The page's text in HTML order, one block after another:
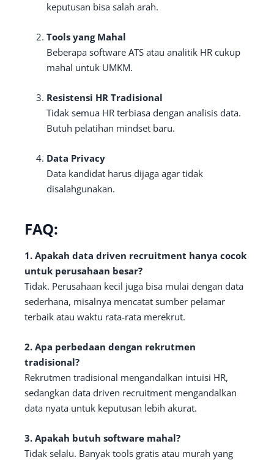
keputusan bisa salah arah.
Tools yang Mahal
Beberapa software ATS atau analitik HR cukup
mahal untuk UMKM.
Resistensi HR Tradisional
Tidak semua HR terbiasa dengan analisis data.
Butuh pelatihan mindset baru.
Data Privacy
Data kandidat harus dijaga agar tidak
disalahgunakan.
FAQ:
1. Apakah data driven recruitment hanya cocok
untuk perusahaan besar?
Tidak. Perusahaan kecil juga bisa mulai dengan data
sederhana, misalnya mencatat sumber pelamar
terbaik atau waktu rata-rata merekrut.
2. Apa perbedaan dengan rekrutmen
tradisional?
Rekrutmen tradisional mengandalkan intuisi HR,
sedangkan data driven recruitment mengandalkan
data nyata untuk keputusan lebih akurat.
3. Apakah butuh software mahal?
Tidak selalu. Banyak tools gratis atau murah yang